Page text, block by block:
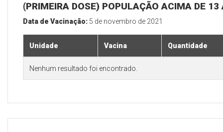
(PRIMEIRA DOSE) POPULAÇÃO ACIMA DE 13
Data de Vacinação: 5 de novembro de 2021
Unidade Vacina Quantidade
Nenhum resultado foi encontrado.